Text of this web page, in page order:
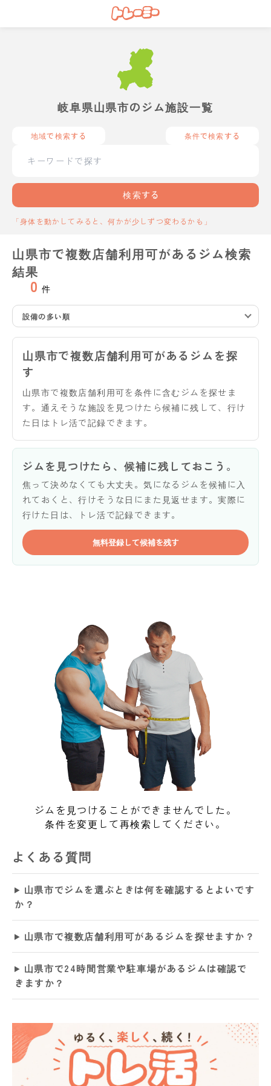
岐阜県山県市のジム施設一覧
地域で検索する 条件で検索する
検索する
「身体を動かしてみると、何かが少しずつ変わるかも」
山県市で複数店舗利用可があるジム検索
結果
0 件
設備の多い順
山県市で複数店舗利用可があるジムを探
す
山県市で複数店舗利用可を条件に含むジムを探せま
す。通えそうな施設を見つけたら候補に残して、行け
た日はトレ活で記録できます。
ジムを見つけたら、候補に残しておこう。
焦って決めなくても大丈夫。気になるジムを候補に入
れておくと、行けそうな日にまた見返せます。実際に
行けた日は、トレ活で記録できます。
無料登録して候補を残す
ジムを見つけることができませんでした。
条件を変更して再検索してください。
よくある質問
山県市でジムを選ぶときは何を確認するとよいです
か？
山県市で複数店舗利用可があるジムを探せますか？
山県市で24時間営業や駐車場があるジムは確認で
きますか？